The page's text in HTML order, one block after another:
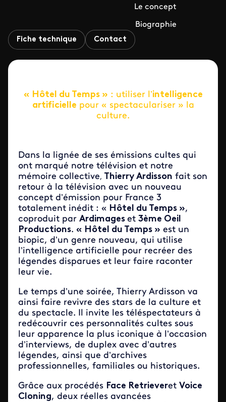
Le concept
Biographie
Fiche technique Contact
« Hôtel du Temps » : utiliser l’intelligence
artificielle pour « spectaculariser » la
culture.
Dans la lignée de ses émissions cultes qui
ont marqué notre télévision et notre
mémoire collective, Thierry Ardisson fait son
retour à la télévision avec un nouveau
concept d’émission pour France 3
totalement inédit : « Hôtel du Temps »,
coproduit par Ardimages et 3ème Oeil
Productions. « Hôtel du Temps » est un
biopic, d’un genre nouveau, qui utilise
l’intelligence artificielle pour recréer des
légendes disparues et leur faire raconter
leur vie.
Le temps d’une soirée, Thierry Ardisson va
ainsi faire revivre des stars de la culture et
du spectacle. Il invite les téléspectateurs à
redécouvrir ces personnalités cultes sous
leur apparence la plus iconique à l’occasion
d’interviews, de duplex avec d’autres
légendes, ainsi que d’archives
professionnelles, familiales ou historiques.
Grâce aux procédés Face Retrieveret Voice
Cloning, deux réelles avancées